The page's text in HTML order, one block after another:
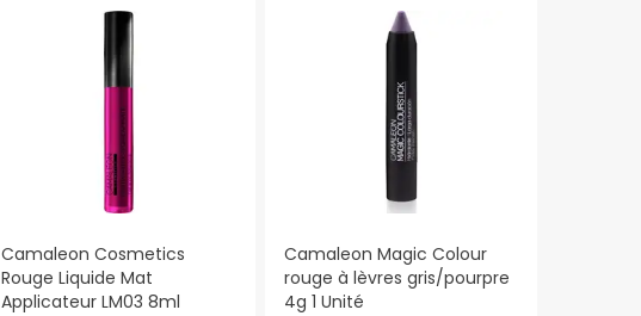
Camaleon Cosmetics
Rouge Liquide Mat
Applicateur LM03 8ml
Camaleon Magic Colour
rouge à lèvres gris/pourpre
4g 1 Unité